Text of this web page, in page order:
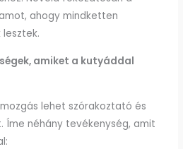
ahogy mindketten
amiket a kutyáddal
lehet szórakoztató és
Íme néhány tevékenység, amit